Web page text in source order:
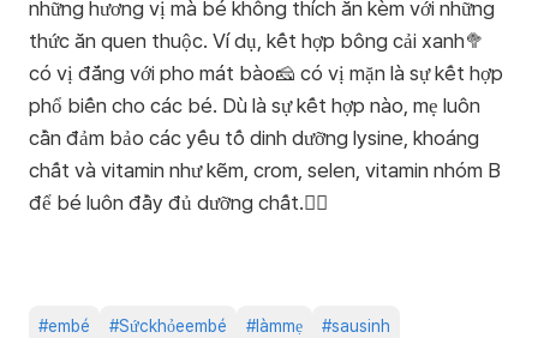
những hương vị mà bé không thích ăn kèm với những
thức ăn quen thuộc. Ví dụ, kết hợp bông cải xanh🥦
có vị đắng với pho mát bào🧀 có vị mặn là sự kết hợp
phổ biến cho các bé. Dù là sự kết hợp nào, mẹ luôn
cần đảm bảo các yếu tố dinh dưỡng lysine, khoáng
chất và vitamin như kẽm, crom, selen, vitamin nhóm B
để bé luôn đầy đủ dưỡng chất.🙆‍♀️
#embé #Sứckhỏeembé #làmmẹ #sausinh